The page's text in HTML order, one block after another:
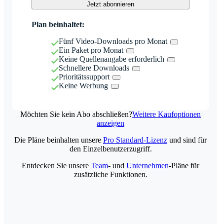
Jetzt abonnieren
Plan beinhaltet:
Fünf Video-Downloads pro Monat
Ein Paket pro Monat
Keine Quellenangabe erforderlich
Schnellere Downloads
Prioritätssupport
Keine Werbung
Möchten Sie kein Abo abschließen?Weitere Kaufoptionen
anzeigen
Die Pläne beinhalten unsere Pro Standard-Lizenz und sind für
den Einzelbenutzerzugriff.
Entdecken Sie unsere Team- und Unternehmen-Pläne für
zusätzliche Funktionen.